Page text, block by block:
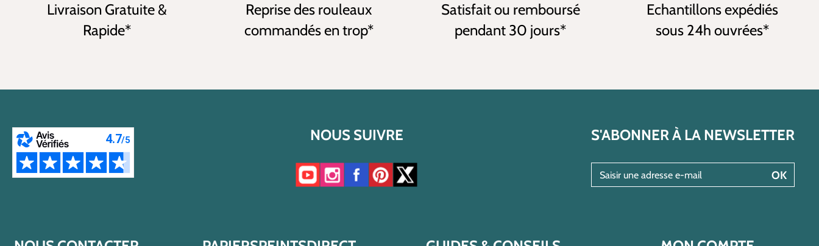
Livraison Gratuite &
Rapide*
Reprise des rouleaux
commandés en trop*
Satisfait ou remboursé
pendant 30 jours*
Echantillons expédiés
sous 24h ouvrées*
NOUS SUIVRE
Accéder à notre chaîne YouTube
Accéder à notre compte Instagram
Accéder à notre page Facebook
Accéder à notre compte Pinterest
Accéder à notre compte Twitter/X
S'ABONNER À LA NEWSLETTER
OK